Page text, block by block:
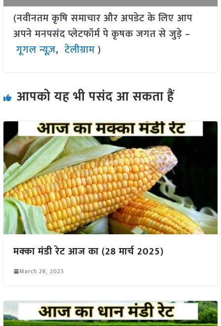
(नवीनतम कृषि समाचार और अपडेट के लिए आप
अपने मनपसंद प्लेटफॉर्म पे कृषक जगत से जुड़े –
गूगल न्यूज़,टेलीग्राम )
आपको यह भी पसंद आ सकता हैं
मक्का मंडी रेट आज का (28 मार्च 2025)
March 28, 2025